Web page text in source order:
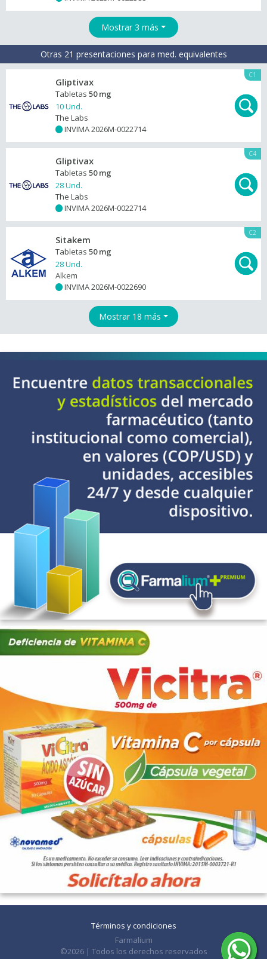
Mostrar 3 más
Otras 21 presentaciones para med. equivalentes
C1
Gliptivax
Tabletas 50 mg
10 Und.
The Labs
INVIMA 2026M-0022714
C4
Gliptivax
Tabletas 50 mg
28 Und.
The Labs
INVIMA 2026M-0022714
C2
Sitakem
Tabletas 50 mg
28 Und.
Alkem
INVIMA 2026M-0022690
Mostrar 18 más
Términos y condiciones
Farmalium
©2026 | Todos los derechos reservados